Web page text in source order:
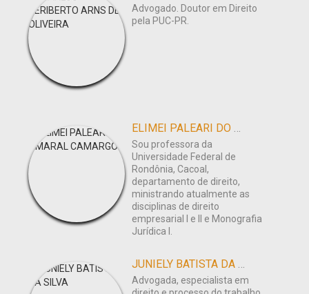
Advogado. Doutor em Direito
pela PUC-PR.
ELIMEI PALEARI DO AMARAL CAMARGO
Sou professora da
Universidade Federal de
Rondônia, Cacoal,
departamento de direito,
ministrando atualmente as
disciplinas de direito
empresarial I e II e Monografia
Jurídica I.
JUNIELY BATISTA DA SILVA
Advogada, especialista em